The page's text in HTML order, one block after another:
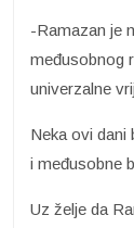
-Ramazan je
međusobnog
univerzalne
Neka ovi dani
i međusobne
Uz želje da